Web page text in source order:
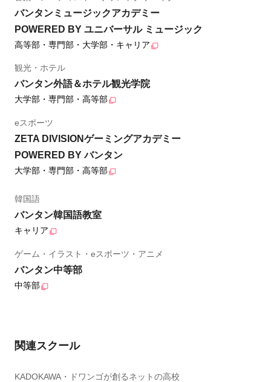
バンタンミュージックアカデミー
POWERED BY ユニバーサル ミュージック
高等部・専門部・大学部・キャリア
観光・ホテル
バンタン外語＆ホテル観光学院
大学部・専門部・高等部
eスポーツ
ZETA DIVISIONゲーミングアカデミー
POWERED BY バンタン
大学部・専門部・高等部
韓国語
バンタン韓国語教室
キャリア
ゲーム・イラスト・eスポーツ・アニメ
バンタン中等部
中等部
関連スクール
KADOKAWA・ドワンゴが創るネットの高校